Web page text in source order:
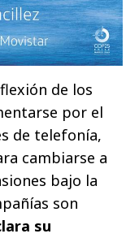
de los
por el
de telefonía,
cambiarse a
bajo la
son
su